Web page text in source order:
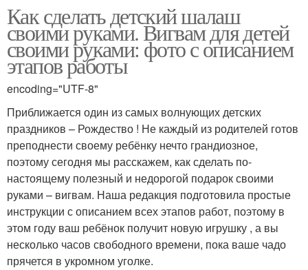
Как сделать детский шалаш
своими руками. Вигвам для детей
своими руками: фото с описанием
этапов работы
encoding="UTF-8"
Приближается один из самых волнующих детских
праздников – Рождество ! Не каждый из родителей готов
преподнести своему ребёнку нечто грандиозное,
поэтому сегодня мы расскажем, как сделать по-
настоящему полезный и недорогой подарок своими
руками – вигвам. Наша редакция подготовила простые
инструкции с описанием всех этапов работ, поэтому в
этом году ваш ребёнок получит новую игрушку , а вы
несколько часов свободного времени, пока ваше чадо
прячется в укромном уголке.